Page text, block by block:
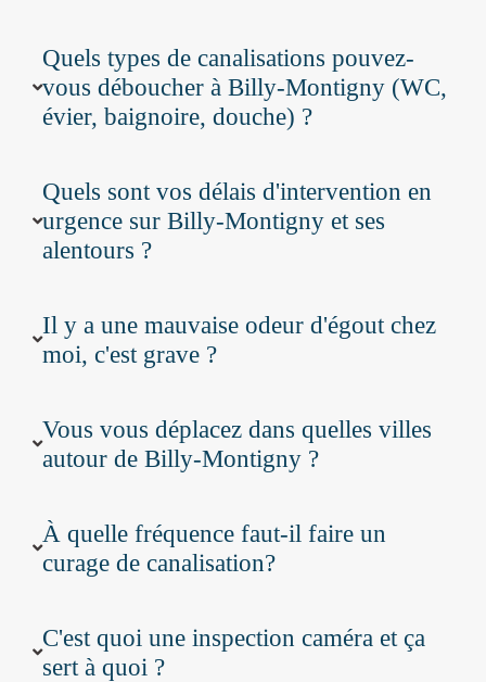
Quels types de canalisations pouvez-
vous déboucher à Billy-Montigny (WC,
évier, baignoire, douche) ?
Quels sont vos délais d'intervention en
urgence sur Billy-Montigny et ses
alentours ?
Il y a une mauvaise odeur d'égout chez
moi, c'est grave ?
Vous vous déplacez dans quelles villes
autour de Billy-Montigny ?
À quelle fréquence faut-il faire un
curage de canalisation?
C'est quoi une inspection caméra et ça
sert à quoi ?